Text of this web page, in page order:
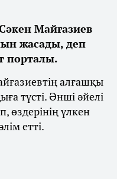
Майғазиев
жасады, деп
порталы.
алғашқы
түсті. Әнші әйелі
өздерінің үлкен
етті.